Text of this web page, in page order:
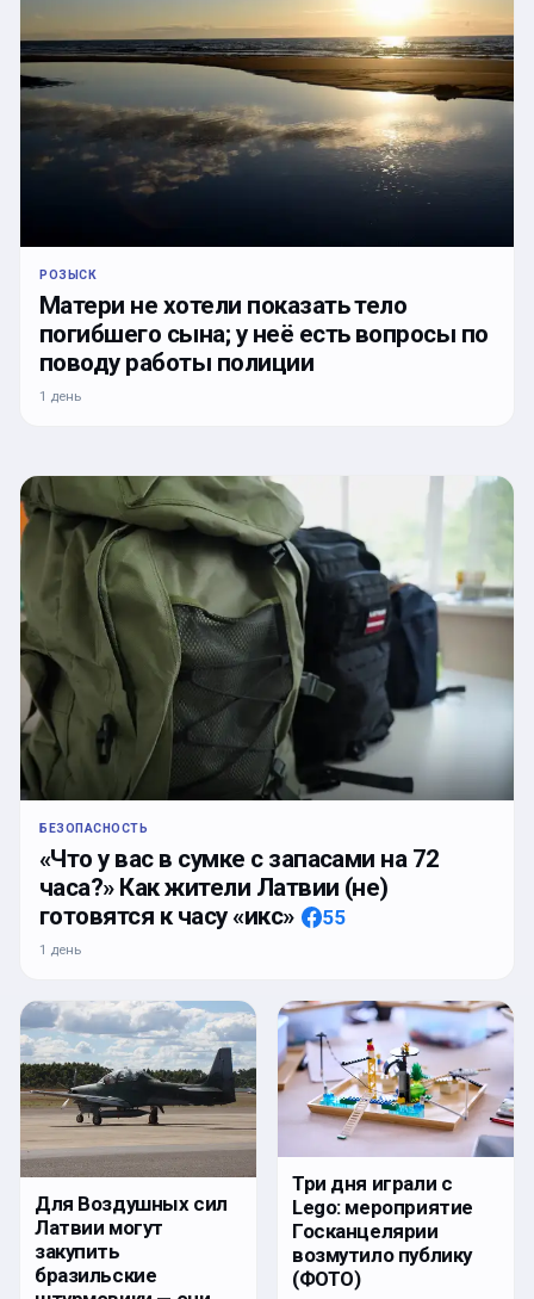
РОЗЫСК
Матери не хотели показать тело
погибшего сына; у неё есть вопросы по
поводу работы полиции
1 день
БЕЗОПАСНОСТЬ
«Что у вас в сумке с запасами на 72
часа?» Как жители Латвии (не)
готовятся к часу «икс»
55
1 день
Для Воздушных сил
Латвии могут
закупить
бразильские
Три дня играли с
Lego: мероприятие
Госканцелярии
возмутило публику
(ФОТО)